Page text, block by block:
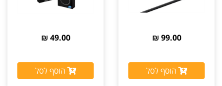
99.00 ₪
הוסף לסל
49.00 ₪
הוסף לסל